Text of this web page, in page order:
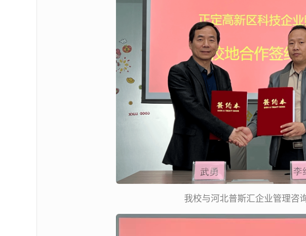
我校与河北普斯汇企业管理咨